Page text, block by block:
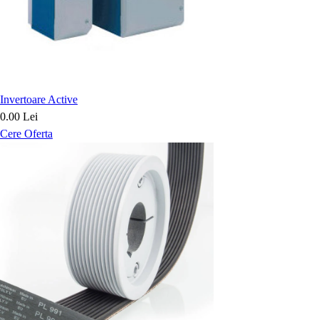
Invertoare Active
0.00 Lei
Cere Oferta